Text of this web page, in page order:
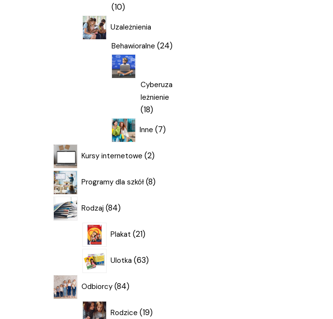
1010
Uzależnienia
Behawioralne 2424
Cyberuza
leżnienie
1818
Inne 7
7
produktów
Kursy internetowe 2
2
produkty
Programy dla szkół 8
8
produktów
Rodzaj 84
84
produkty
Plakat 21
21
produktów
Ulotka 63
63
produkty
Odbiorcy 84
84
produkty
Rodzice 19
19